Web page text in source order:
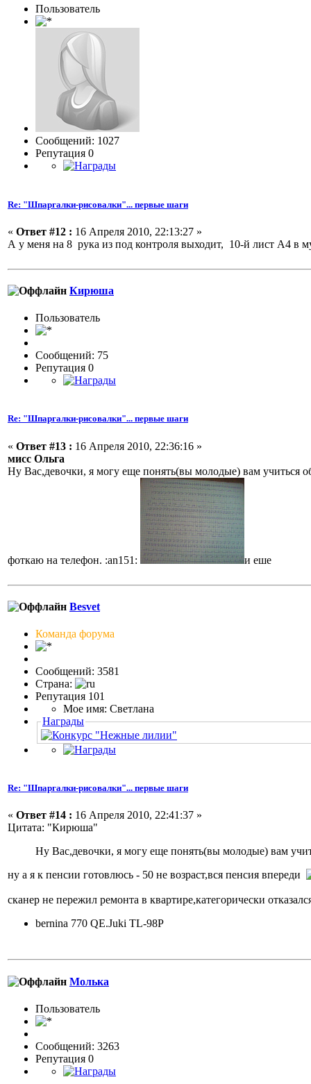
Пользовaтeль
Сообщений: 1027
Репутация 0
Re: "Шпаргалки-рисовалки"... первые шаги
« Ответ #12 : 16 Апреля 2010, 22:13:27 »
А у меня на 8 рука из под контроля выходит, 10-й лист А4 в
Кирюша
Пользовaтeль
Сообщений: 75
Репутация 0
Re: "Шпаргалки-рисовалки"... первые шаги
« Ответ #13 : 16 Апреля 2010, 22:36:16 »
мисс Ольга
Ну Вас,девочки, я могу еще понять(вы молодые) вам учиться
фоткаю на телефон. :an151: и еше
Besvet
Команда форума
Сообщений: 3581
Страна:
Репутация 101
Мое имя: Светлана
Награды
Re: "Шпаргалки-рисовалки"... первые шаги
« Ответ #14 : 16 Апреля 2010, 22:41:37 »
Цитата: "Кирюша"
Ну Вас,девочки, я могу еще понять(вы молодые) вам
ну а я к пенсии готовлюсь - 50 не возраст,вся пенсия впереди
сканер не пережил ремонта в квартире,категорически
bernina 770 QE.Juki TL-98P
Молька
Пользовaтeль
Сообщений: 3263
Репутация 0